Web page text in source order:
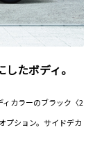
たボディ。
カラーのブラック〈2
プション。サイドデカ